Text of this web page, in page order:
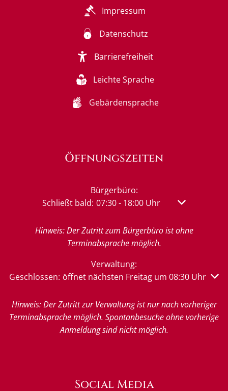
Impressum
Datenschutz
Barrierefreiheit
Leichte Sprache
Gebärdensprache
Öffnungszeiten
Bürgerbüro:
Klicken, um weitere Öffnungs- oder
Schließt bald: 07:30- 18:00 Uhr Von 07:30
Hinweis: Der Zutritt zum Bürgerbüro ist ohne
Terminabsprache möglich.
Verwaltung:
Klicken, um weitere Öffnungs- oder Schließzeiten
Geschlossen: öffnet nächsten Freitag um 08:30 Uhr
Hinweis: Der Zutritt zur Verwaltung ist nur nach vorheriger
Terminabsprache möglich. Spontanbesuche ohne vorherige
Anmeldung sind nicht möglich.
Social Media